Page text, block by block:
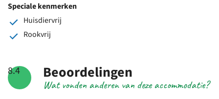
Speciale kenmerken
Huisdiervrij
Rookvrij
8.4
Wat vonden anderen van deze accommodatie?
Beoordelingen